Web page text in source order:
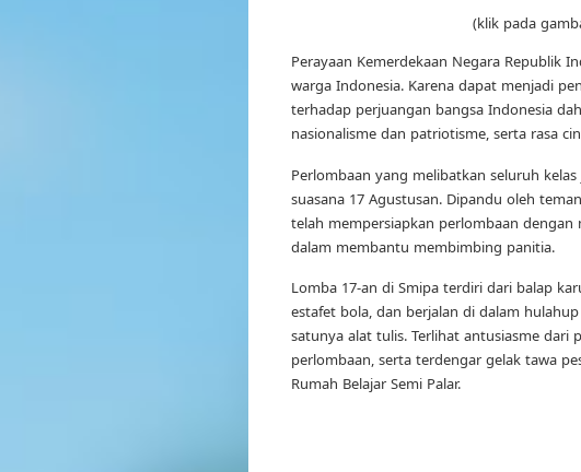
(klik pada
Perayaan Kemerdekaan Negara Republik
warga Indonesia. Karena dapat menjadi
terhadap perjuangan bangsa Indonesia
nasionalisme dan patriotisme, serta rasa
Perlombaan yang melibatkan seluruh
suasana 17 Agustusan. Dipandu oleh
telah mempersiapkan perlombaan
dalam membantu membimbing panitia.
Lomba 17-an di Smipa terdiri dari balap
estafet bola, dan berjalan di dalam
satunya alat tulis. Terlihat antusiasme dari
perlombaan, serta terdengar gelak tawa
Rumah Belajar Semi Palar.